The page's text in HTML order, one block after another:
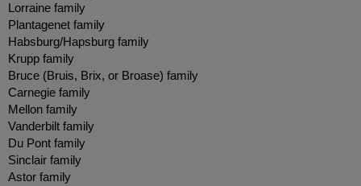
Lorraine family
Plantagenet family
Habsburg/Hapsburg family
Krupp family
Bruce (Bruis, Brix, or Broase) family
Carnegie family
Mellon family
Vanderbilt family
Du Pont family
Sinclair family
Astor family